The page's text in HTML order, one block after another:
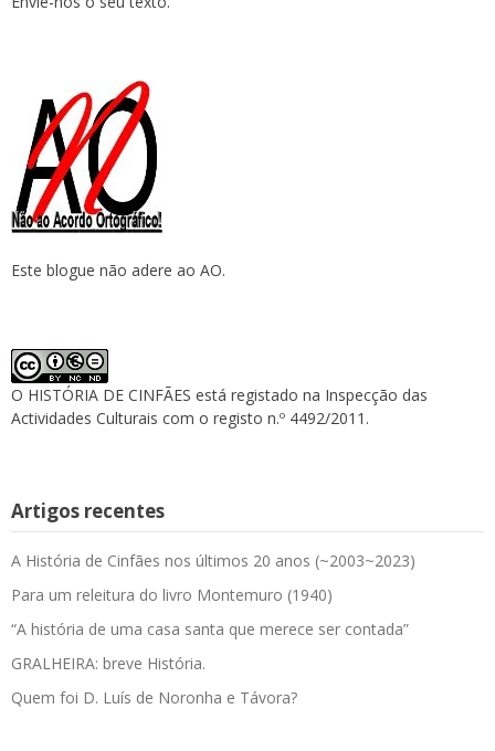
Este blogue não adere ao AO.
O HISTÓRIA DE CINFÃES está registado na Inspecção das
Actividades Culturais com o registo n.º 4492/2011.
Artigos recentes
A História de Cinfães nos últimos 20 anos (~2003~2023)
Para um releitura do livro Montemuro (1940)
“A história de uma casa santa que merece ser contada”
GRALHEIRA: breve História.
Quem foi D. Luís de Noronha e Távora?